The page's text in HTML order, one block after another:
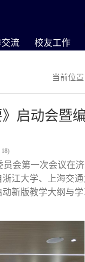
流 校友工作
当前位置
启动会暨
18)
会第一次会议在
江大学、上海交
新版教学大纲与